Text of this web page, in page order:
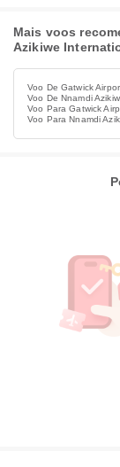
Mais voos
Azikiwe
Voo De Gatwick
Voo De Nnamdi
Voo Para Gatwick
Voo Para Nnamdi